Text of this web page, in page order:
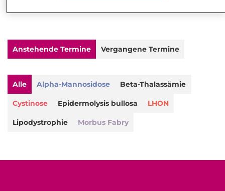
Alle Alpha-Mannosidose Beta-Thalassämie
Cystinose Epidermolysis bullosa LHON
Lipodystrophie Morbus Fabry
Vergangene Termine
Anstehende Termine